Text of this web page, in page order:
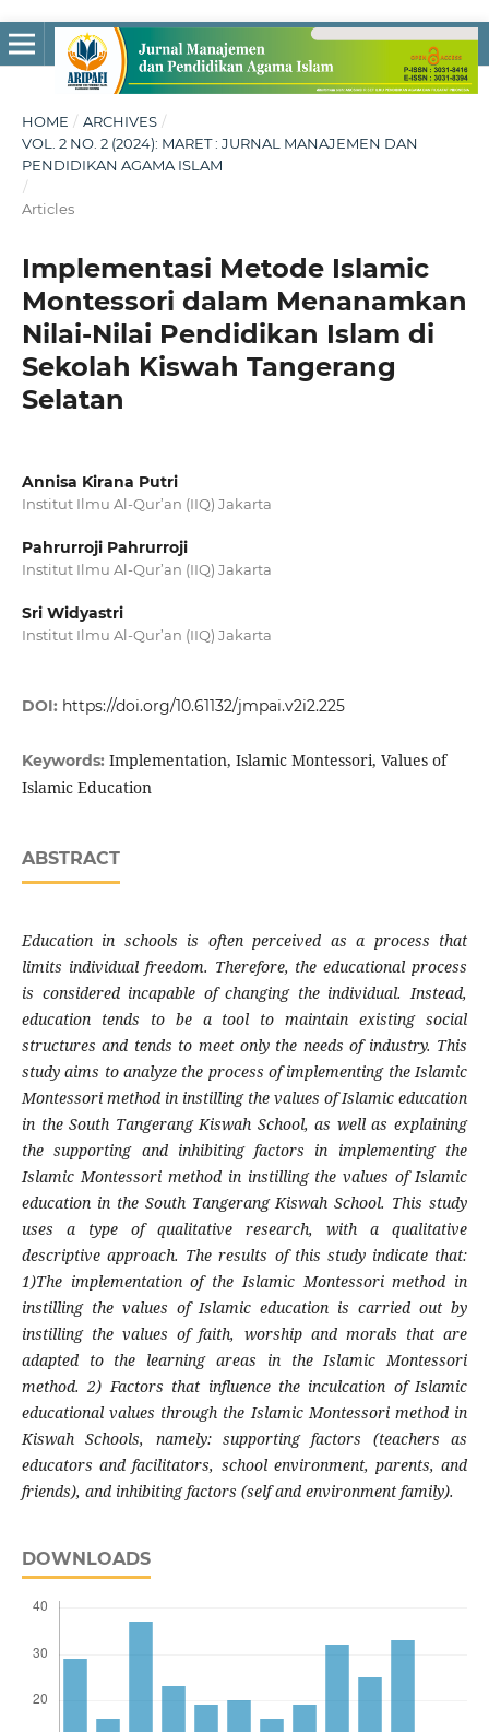
HOME / ARCHIVES /
VOL. 2 NO. 2 (2024): MARET : JURNAL MANAJEMEN DAN
PENDIDIKAN AGAMA ISLAM
/
Articles
Implementasi Metode Islamic
Montessori dalam Menanamkan
Nilai-Nilai Pendidikan Islam di
Sekolah Kiswah Tangerang
Selatan
Annisa Kirana Putri
Institut Ilmu Al-Qur’an (IIQ) Jakarta
Pahrurroji Pahrurroji
Institut Ilmu Al-Qur’an (IIQ) Jakarta
Sri Widyastri
Institut Ilmu Al-Qur’an (IIQ) Jakarta
DOI: https://doi.org/10.61132/jmpai.v2i2.225
Keywords: Implementation, Islamic Montessori, Values of
Islamic Education
ABSTRACT
Education in schools is often perceived as a process that
limits individual freedom. Therefore, the educational process
is considered incapable of changing the individual. Instead,
education tends to be a tool to maintain existing social
structures and tends to meet only the needs of industry. This
study aims to analyze the process of implementing the Islamic
Montessori method in instilling the values of Islamic education
in the South Tangerang Kiswah School, as well as explaining
the supporting and inhibiting factors in implementing the
Islamic Montessori method in instilling the values of Islamic
education in the South Tangerang Kiswah School. This study
uses a type of qualitative research, with a qualitative
descriptive approach. The results of this study indicate that:
1)The implementation of the Islamic Montessori method in
instilling the values of Islamic education is carried out by
instilling the values of faith, worship and morals that are
adapted to the learning areas in the Islamic Montessori
method. 2) Factors that influence the inculcation of Islamic
educational values through the Islamic Montessori method in
Kiswah Schools, namely: supporting factors (teachers as
educators and facilitators, school environment, parents, and
friends), and inhibiting factors (self and environment family).
DOWNLOADS